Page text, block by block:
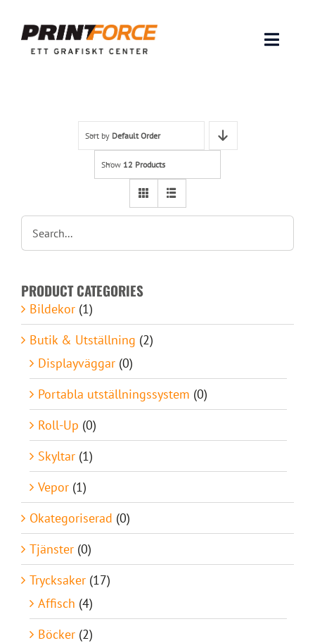
content
Toggle
INSPIRATION
Lämna original & filer
Om oss
Kontakt
Sort by Default Order
Show 12 Products
PRODUCT CATEGORIES
Bildekor (1)
Butik & Utställning (2)
Displayväggar (0)
Portabla utställningssystem (0)
Roll-Up (0)
Skyltar (1)
Vepor (1)
Okategoriserad (0)
Tjänster (0)
Trycksaker (17)
Affisch (4)
Böcker (2)